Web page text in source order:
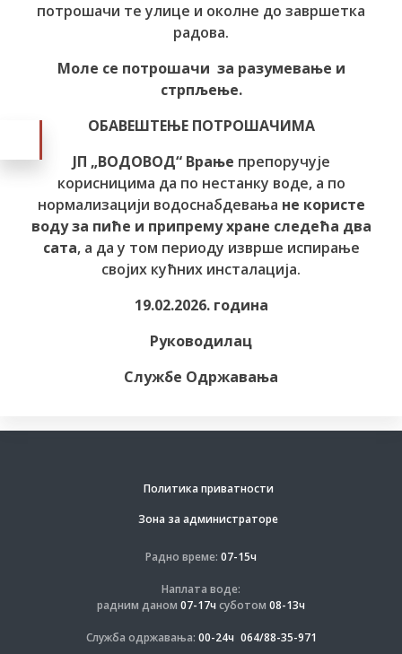
потрошачи те улице и околне до завршетка
радова.
Моле се потрошачи за разумевање и
стрпљење.
ОБАВЕШТЕЊЕ ПОТРОШАЧИМА
ЈП „ВОДОВОД“ Врање препоручује
корисницима да по нестанку воде, а по
нормализацији водоснабдевања не користе
воду за пиће и припрему хране следећа два
сата, а да у том периоду изврше испирање
својих кућних инсталација.
19.02.2026. година
Руководилац
Службе Одржавања
Политика приватности
Зона за администраторе
Радно време: 07-15ч
Наплата воде:
радним даном 07-17ч суботом 08-13ч
Служба одржавања: 00-24ч 064/88-35-971